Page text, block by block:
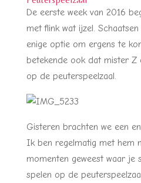
De eerste week van 2016
met flink wat ijzel.
enige optie om ergens te
betekende ook dat mister Z
op de peuterspeelzaal.
Gisteren brachten we een
Ik ben regelmatig met hem
momenten geweest waar je
spelen op de